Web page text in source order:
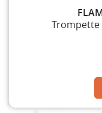
Trompette